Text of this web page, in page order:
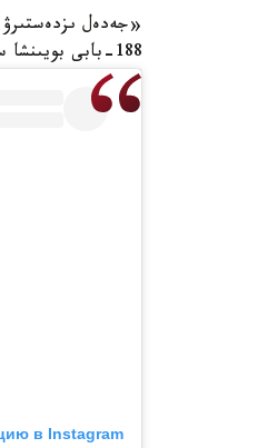
«جەدەل
188-بابى بويىنشا سوتالدى تەرگەپ-تەكسەرۋ جۇرگىزىلىپ جاتىر»، - دەپ جازىلعان حابارلامادا.
в Instagram